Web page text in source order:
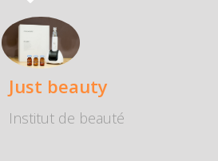
Just beauty
Institut de beauté